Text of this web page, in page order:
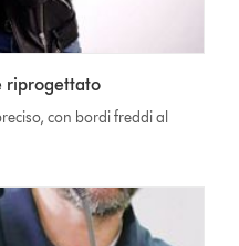
riprogettato
con bordi freddi al